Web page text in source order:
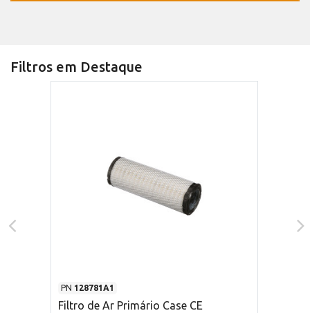
Filtros em Destaque
PN 128781A1
Filtro de Ar Primário Case CE